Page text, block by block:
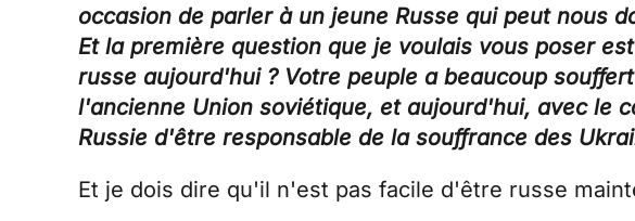
occasion de parler à un jeune Russe qui peut nous
Et la première question que je voulais vous poser
russe aujourd'hui ? Votre peuple a beaucoup
l'ancienne Union soviétique, et aujourd'hui, avec le
Russie d'être responsable de la souffrance des
Et je dois dire qu'il n'est pas facile d'être russe